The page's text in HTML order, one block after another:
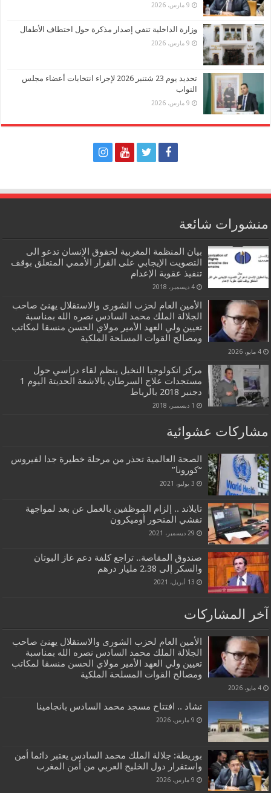
9 مارس، 2026
وزارة الداخلية تنفي إصدار مذكرة حول اختطاف الأطفال
9 مارس، 2026
تحديد يوم 23 شتنبر 2026 لإجراء انتخابات أعضاء مجلس
النواب
9 مارس، 2026
منشورات شائعة
بيان المنظمة المغربية لحقوق الإنسان تدعو الى
التصويت الإيجابي على القرار الأممي المتعلق بوقف
تنفيذ عقوبة الإعدام
4 ديسمبر، 2018
الأمين العام لحزب الشورى والاستقلال يهنئ صاحب
الجلالة الملك محمد السادس نصره الله بمناسبة
تعيين ولي العهد الأمير مولاي الحسن منسقا لمكاتب
ومصالح القوات المسلحة الملكية
4 مايو، 2026
مركز انكولوجيا النخيل ينظم لقاء دراسي حول
مستجدات علاج السرطان بالاشعة الحديتة اليوم 1
دجنبر 2018 بالرباط
1 ديسمبر، 2018
مشاركات عشوائية
الصحة العالمية تحذر من مرحلة خطيرة جدا لفيروس
“كورونا”
3 يوليو، 2021
تايلاند .. إلزام الموظفين بالعمل عن بعد لمواجهة
تفشي المتحور أوميكرون
29 ديسمبر، 2021
صندوق المقاصة.. تراجع كلفة دعم غاز البوتان
والسكر إلى 2.38 مليار درهم
13 أبريل، 2021
آخر المشاركات
الأمين العام لحزب الشورى والاستقلال يهنئ صاحب
الجلالة الملك محمد السادس نصره الله بمناسبة
تعيين ولي العهد الأمير مولاي الحسن منسقا لمكاتب
ومصالح القوات المسلحة الملكية
4 مايو، 2026
تشاد .. افتتاح مسجد محمد السادس بانجامينا
9 مارس، 2026
بوريطة: جلالة الملك محمد السادس يعتبر دائما أمن
واستقرار دول الخليج العربي من أمن المغرب
9 مارس، 2026